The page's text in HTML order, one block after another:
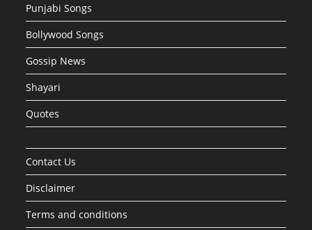
Punjabi Songs
Bollywood Songs
Gossip News
Shayari
Quotes
Contact Us
Disclaimer
Terms and conditions